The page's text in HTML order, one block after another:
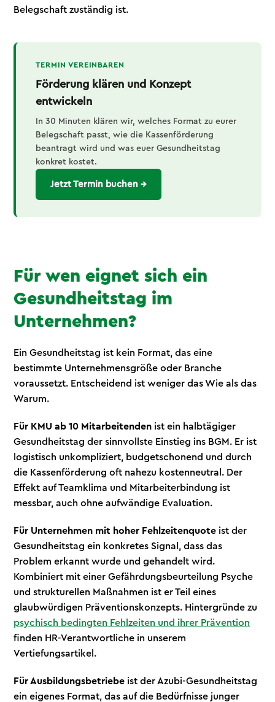
Belegschaft zuständig ist.
TERMIN VEREINBAREN
Förderung klären und Konzept
entwickeln
In 30 Minuten klären wir, welches Format zu eurer
Belegschaft passt, wie die Kassenförderung
beantragt wird und was euer Gesundheitstag
konkret kostet.
Jetzt Termin buchen →
Für wen eignet sich ein
Gesundheitstag im
Unternehmen?
Ein Gesundheitstag ist kein Format, das eine
bestimmte Unternehmensgröße oder Branche
voraussetzt. Entscheidend ist weniger das Wie als das
Warum.
Für KMU ab 10 Mitarbeitenden ist ein halbtägiger
Gesundheitstag der sinnvollste Einstieg ins BGM. Er ist
logistisch unkompliziert, budgetschonend und durch
die Kassenförderung oft nahezu kostenneutral. Der
Effekt auf Teamklima und Mitarbeiterbindung ist
messbar, auch ohne aufwändige Evaluation.
Für Unternehmen mit hoher Fehlzeitenquote ist der
Gesundheitstag ein konkretes Signal, dass das
Problem erkannt wurde und gehandelt wird.
Kombiniert mit einer Gefährdungsbeurteilung Psyche
und strukturellen Maßnahmen ist er Teil eines
glaubwürdigen Präventionskonzepts. Hintergründe zu
psychisch bedingten Fehlzeiten und ihrer Prävention
finden HR-Verantwortliche in unserem
Vertiefungsartikel.
Für Ausbildungsbetriebe ist der Azubi-Gesundheitstag
ein eigenes Format, das auf die Bedürfnisse junger